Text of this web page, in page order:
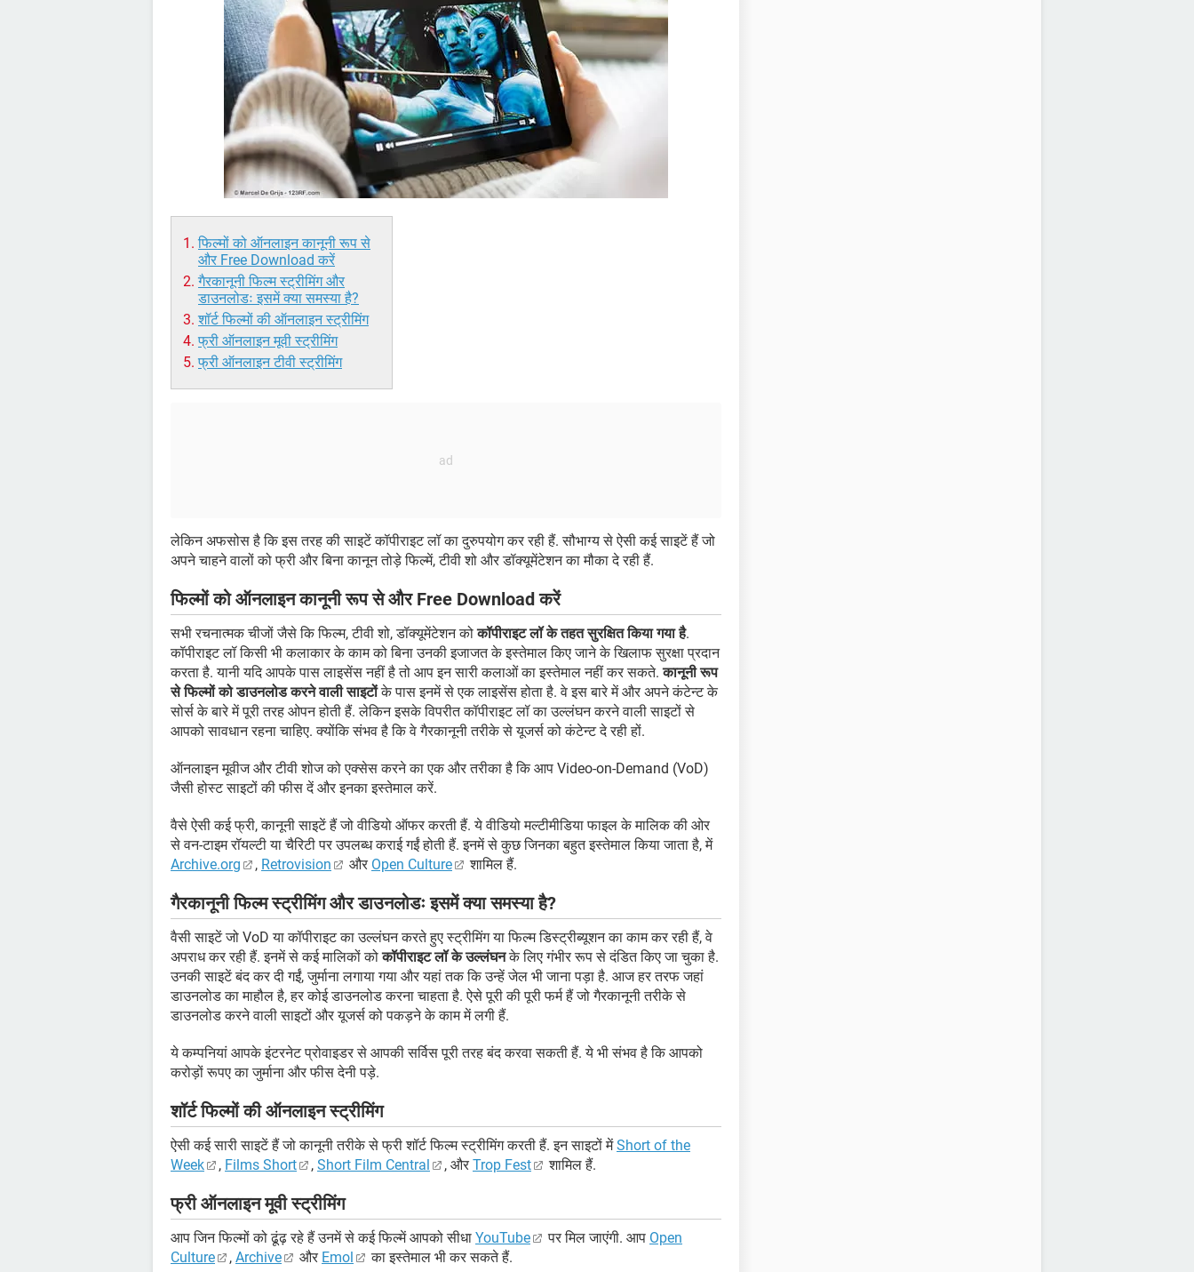
फिल्मों को ऑनलाइन कानूनी रूप से
और Free Download करें
गैरकानूनी फिल्म स्ट्रीमिंग और
डाउनलोडः इसमें क्या समस्या है?
शॉर्ट फिल्मों की ऑनलाइन स्ट्रीमिंग
फ्री ऑनलाइन मूवी स्ट्रीमिंग
फ्री ऑनलाइन टीवी स्ट्रीमिंग
लेकिन अफसोस है कि इस तरह की साइटें कॉपीराइट लॉ का दुरुपयोग कर रही हैं. सौभाग्य से ऐसी कई साइटें हैं जो
अपने चाहने वालों को फ्री और बिना कानून तोड़े फिल्में, टीवी शो और डॉक्यूमेंटेशन का मौका दे रही हैं.
फिल्मों को ऑनलाइन कानूनी रूप से और Free Download करें
सभी रचनात्मक चीजों जैसे कि फिल्म, टीवी शो, डॉक्यूमेंटेशन कोकॉपीराइट लॉ के तहत सुरक्षित किया गया है.
कॉपीराइट लॉ किसी भी कलाकार के काम को बिना उनकी इजाजत के इस्तेमाल किए जाने के खिलाफ सुरक्षा प्रदान
करता है. यानी यदि आपके पास लाइसेंस नहीं है तो आप इन सारी कलाओं का इस्तेमाल नहीं कर सकते.कानूनी रूप
से फिल्मों को डाउनलोड करने वाली साइटोंके पास इनमें से एक लाइसेंस होता है. वे इस बारे में और अपने कंटेन्ट के
सोर्स के बारे में पूरी तरह ओपन होती हैं. लेकिन इसके विपरीत कॉपीराइट लॉ का उल्लंघन करने वाली साइटों से
आपको सावधान रहना चाहिए. क्योंकि संभव है कि वे गैरकानूनी तरीके से यूजर्स को कंटेन्ट दे रही हों.
ऑनलाइन मूवीज और टीवी शोज को एक्सेस करने का एक और तरीका है कि आप Video-on-Demand (VoD)
जैसी होस्ट साइटों की फीस दें और इनका इस्तेमाल करें.
वैसे ऐसी कई फ्री, कानूनी साइटें हैं जो वीडियो ऑफर करती हैं. ये वीडियो मल्टीमीडिया फाइल के मालिक की ओर
से वन-टाइम रॉयल्टी या चैरिटी पर उपलब्ध कराई गईं होती हैं. इनमें से कुछ जिनका बहुत इस्तेमाल किया जाता है, में
Archive.org
, Retrovision और Open Culture शामिल हैं.
गैरकानूनी फिल्म स्ट्रीमिंग और डाउनलोडः इसमें क्या समस्या है?
वैसी साइटें जो VoD या कॉपीराइट का उल्लंघन करते हुए स्ट्रीमिंग या फिल्म डिस्ट्रीब्यूशन का काम कर रही हैं, वे
अपराध कर रही हैं. इनमें से कई मालिकों कोकॉपीराइट लॉ के उल्लंघनके लिए गंभीर रूप से दंडित किए जा चुका है.
उनकी साइटें बंद कर दी गईं, जुर्माना लगाया गया और यहां तक कि उन्हें जेल भी जाना पड़ा है. आज हर तरफ जहां
डाउनलोड का माहौल है, हर कोई डाउनलोड करना चाहता है. ऐसे पूरी की पूरी फर्म हैं जो गैरकानूनी तरीके से
डाउनलोड करने वाली साइटों और यूजर्स को पकड़ने के काम में लगी हैं.
ये कम्पनियां आपके इंटरनेट प्रोवाइडर से आपकी सर्विस पूरी तरह बंद करवा सकती हैं. ये भी संभव है कि आपको
करोड़ों रूपए का जुर्माना और फीस देनी पड़े.
शॉर्ट फिल्मों की ऑनलाइन स्ट्रीमिंग
ऐसी कई सारी साइटें हैं जो कानूनी तरीके से फ्री शॉर्ट फिल्म स्ट्रीमिंग करती हैं. इन साइटों मेंShort of the
Week
, Films Short , Short Film Central , और Trop Fest शामिल हैं.
फ्री ऑनलाइन मूवी स्ट्रीमिंग
आप जिन फिल्मों को ढूंढ़ रहे हैं उनमें से कई फिल्में आपको सीधा YouTube पर मिल जाएंगी. आप Open
Culture
, Archive और Emol का इस्तेमाल भी कर सकते हैं.